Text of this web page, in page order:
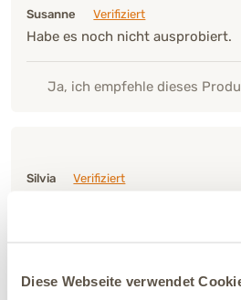
Diese Webseite verwendet
Susanne
Verifiziert
Habe es noch nicht ausprobiert.
Ja, ich empfehle dieses
Silvia
Verifiziert
Jascha bekommt das Produkt